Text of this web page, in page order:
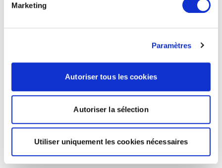
Marketing
Paramètres
Autoriser tous les cookies
Autoriser la sélection
Utiliser uniquement les cookies nécessaires